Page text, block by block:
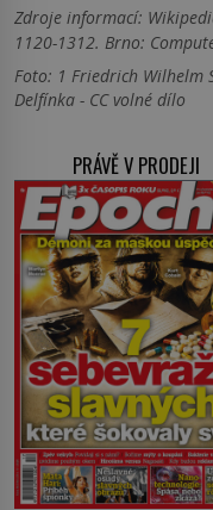
Zdroje informací:
1120-1312. Brno:
Foto: 1 Friedrich Wilhelm
Delfínka - CC volné dílo
PRÁVĚ V PRODEJI